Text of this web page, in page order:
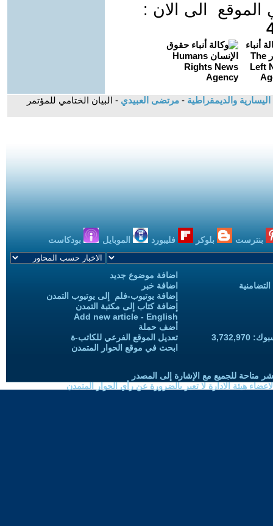
الى الان :
والديمقراطية - مرتضى العبيدي - البيان الختامي للمؤتمر
بنترست بلوكر فليبورد الموبايل بودكاست
اضافة موضوع جديد
اضافة خبر
إضافة يوتيوب-فلم إلى يوتيوب التمدن
إضافة كتاب إلى مكتبة التمدن
Add new article - English
أضف حملة
تعديل الموقع الفرعي للكاتب-ة
ابحث في موقع الحوار المتمدن
متاحة للجميع مع الإشارة إلى المصدر
هيئة الادارة لا تعبر بالضرورة عن رأي الحوار المتمدن